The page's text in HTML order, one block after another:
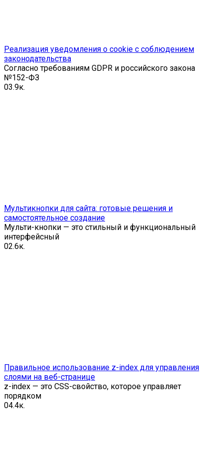
Реализация уведомления о cookie с соблюдением
законодательства
Согласно требованиям GDPR и российского закона
№152-ФЗ
03.9к.
Мультикнопки для сайта: готовые решения и
самостоятельное создание
Мульти-кнопки — это стильный и функциональный
интерфейсный
02.6к.
Правильное использование z-index для управления
слоями на веб-странице
z-index — это CSS-свойство, которое управляет
порядком
04.4к.